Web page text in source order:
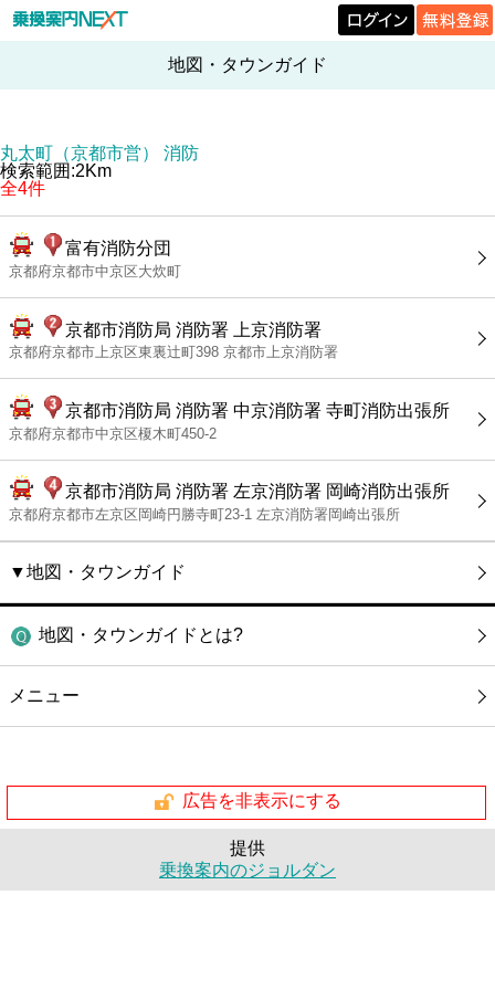
地図・タウンガイド
丸太町（京都市営） 消防
検索範囲:2Km
全4件
富有消防分団
京都府京都市中京区大炊町
京都市消防局 消防署 上京消防署
京都府京都市上京区東裏辻町398 京都市上京消防署
京都市消防局 消防署 中京消防署 寺町消防出張所
京都府京都市中京区榎木町450-2
京都市消防局 消防署 左京消防署 岡崎消防出張所
京都府京都市左京区岡崎円勝寺町23-1 左京消防署岡崎出張所
▼地図・タウンガイド
地図・タウンガイドとは?
メニュー
広告を非表示にする
提供
乗換案内のジョルダン